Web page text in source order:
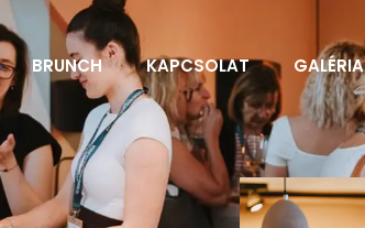
BRUNCH KAPCSOLAT GALÉRIA